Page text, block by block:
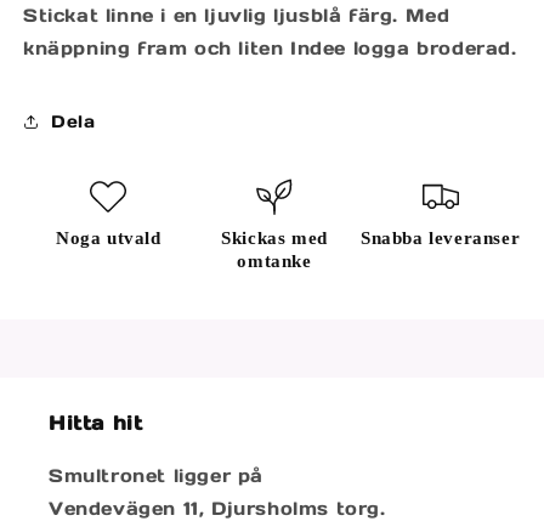
Stickat linne i en ljuvlig ljusblå färg. Med
knäppning fram och liten Indee logga broderad.
Dela
Noga utvald
Skickas med
omtanke
Snabba leveranser
Hitta hit
Smultronet ligger på
Vendevägen 11, Djursholms torg.